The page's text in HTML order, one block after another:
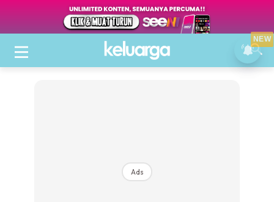
Ads
NEW